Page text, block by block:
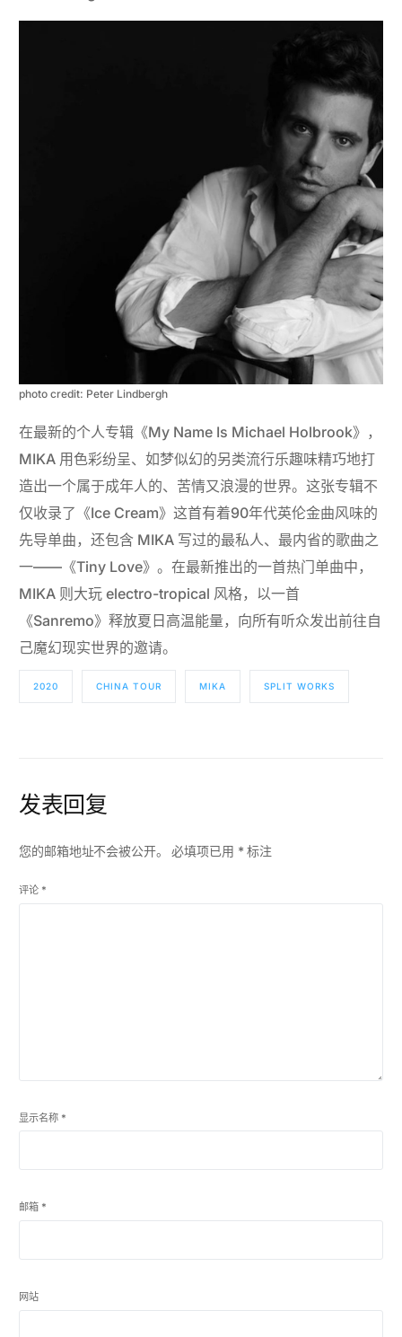
photo credit: Peter Lindbergh
在最新的个人专辑《My Name Is Michael Holbrook》，
MIKA 用色彩纷呈、如梦似幻的另类流行乐趣味精巧地打
造出一个属于成年人的、苦情又浪漫的世界。这张专辑不
仅收录了《Ice Cream》这首有着90年代英伦金曲风味的
先导单曲，还包含 MIKA 写过的最私人、最内省的歌曲之
一——《Tiny Love》。在最新推出的一首热门单曲中，
MIKA 则大玩 electro-tropical 风格，以一首
《Sanremo》释放夏日高温能量，向所有听众发出前往自
己魔幻现实世界的邀请。
2020 CHINA TOUR MIKA SPLIT WORKS
发表回复
您的邮箱地址不会被公开。 必填项已用 *标注
评论 *
显示名称 *
邮箱 *
网站